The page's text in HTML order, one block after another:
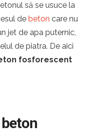
să se usuce la
de beton care nu
jet de apa puternic,
de piatra. De aici
fosforescent